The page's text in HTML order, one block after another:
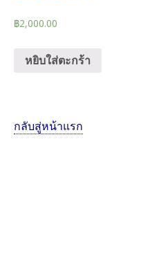
฿2,000.00
หยิบใส่ตะกร้า
กลับสู่หน้าแรก